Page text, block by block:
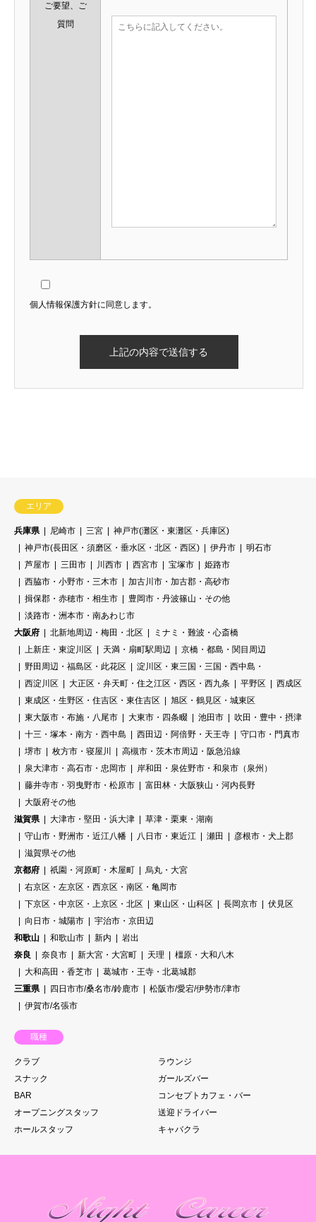
ご要望、ご
質問
個人情報保護方針に同意します。
エリア
兵庫県 尼崎市 三宮
神戸市(灘区・東灘区・兵庫区)
神戸市(長田区・須磨区・垂水区・北区・西区)
伊丹市
明石市
芦屋市
三田市 川西市 西宮市 宝塚市
姫路市
西脇市・小野市・三木市
加古川市・加古郡・高砂市
揖保郡・赤穂市・相生市
豊岡市・丹波篠山・その他
淡路市・洲本市・南あわじ市
大阪府
北新地周辺・梅田・北区
ミナミ・難波・心斎橋
上新庄・東淀川区
天満・扇町駅周辺
京橋・都島・関目周辺
野田周辺・福島区・此花区
淀川区・東三国・三国・西中島・
西淀川区
大正区・弁天町・住之江区・西区・西九条 平野区
西成区
東成区・生野区・住吉区・東住吉区
旭区・鶴見区・城東区
東大阪市・布施・八尾市
大東市・四条畷 池田市
吹田・豊中・摂津
十三・塚本・南方・西中島
西田辺・阿倍野・天王寺
守口市・門真市
堺市
枚方市・寝屋川
高槻市・茨木市周辺・阪急沿線
泉大津市・高石市・忠岡市
岸和田・泉佐野市・和泉市（泉州）
藤井寺市・羽曳野市・松原市
富田林・大阪狭山・河内長野
大阪府その他
滋賀県
大津市・堅田・浜大津
草津・栗東・湖南
守山市・野洲市・近江八幡
八日市・東近江 瀬田
彦根市・犬上郡
滋賀県その他
京都府
祇園・河原町・木屋町
烏丸・大宮
右京区・左京区・西京区・南区・亀岡市
下京区・中京区・上京区・北区
東山区・山科区 長岡京市
伏見区
向日市・城陽市
宇治市・京田辺
和歌山
和歌山市 新内
岩出
奈良
奈良市 新大宮・大宮町 天理
橿原・大和八木
大和高田・香芝市
葛城市・王寺・北葛城郡
三重県
四日市市/桑名市/鈴鹿市
松阪市/愛宕/伊勢市/津市
伊賀市/名張市
職種
クラブ
ラウンジ
スナック
ガールズバー
BAR
コンセプトカフェ・バー
オープニングスタッフ
送迎ドライバー
ホールスタッフ
キャバクラ